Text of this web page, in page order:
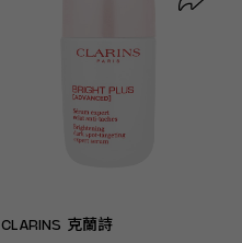
CLARINS 克蘭詩